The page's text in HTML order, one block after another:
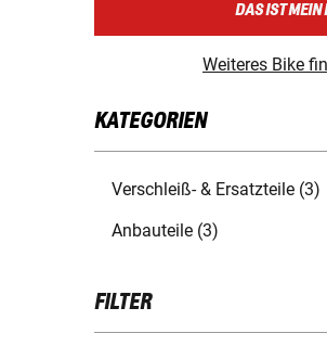
DAS IST MEIN
Weiteres Bike
KATEGORIEN
Verschleiß- & Ersatzteile (3)
Anbauteile (3)
FILTER